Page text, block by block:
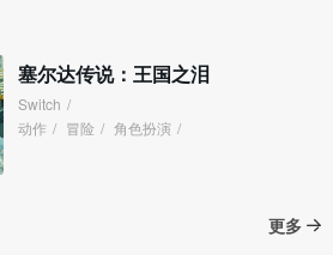
塞尔达传说：王国之泪
Switch /
动作 / 冒险 / 角色扮演 /
更多